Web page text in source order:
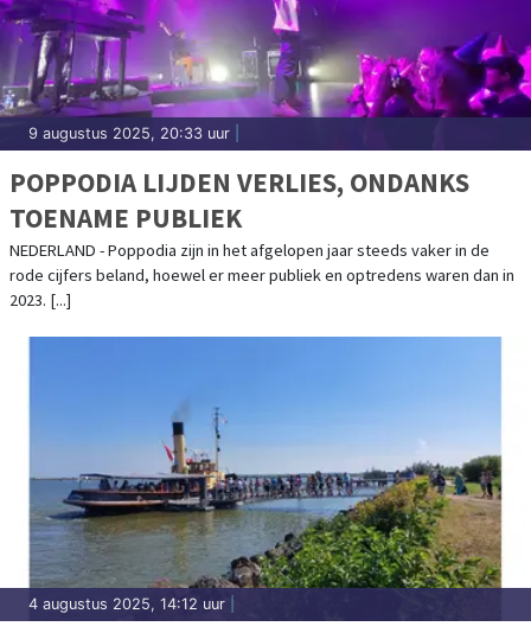
9 augustus 2025, 20:33 uur
POPPODIA LIJDEN VERLIES, ONDANKS
TOENAME PUBLIEK
NEDERLAND - Poppodia zijn in het afgelopen jaar steeds vaker in de
rode cijfers beland, hoewel er meer publiek en optredens waren dan in
2023. [...]
4 augustus 2025, 14:12 uur